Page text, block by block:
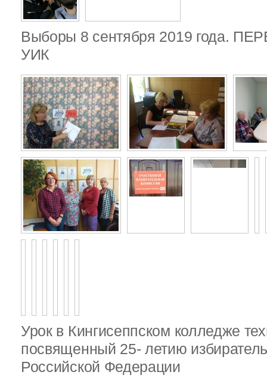
Выборы 8 сентября 2019 года.
УИК
Урок в Кингисеппском колледже
посвященный 25- летию
Российской Федерации